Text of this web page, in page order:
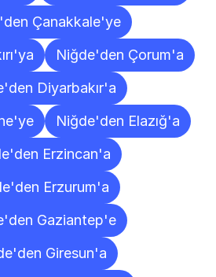
Çanakkale'ye
Niğde'den Çorum'a
Diyarbakır'a
Niğde'den Elazığ'a
Erzincan'a
Erzurum'a
Gaziantep'e
Giresun'a